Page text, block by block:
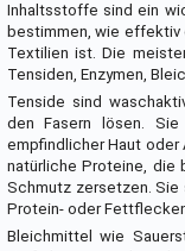
Inhaltsstoffe sind ein
bestimmen, wie effektiv
Textilien ist. Die
Tensiden, Enzymen,
Tenside sind
den Fasern lösen.
empfindlicher Haut oder
natürliche Proteine, die
Schmutz zersetzen. Sie
Protein- oder
Bleichmittel wie